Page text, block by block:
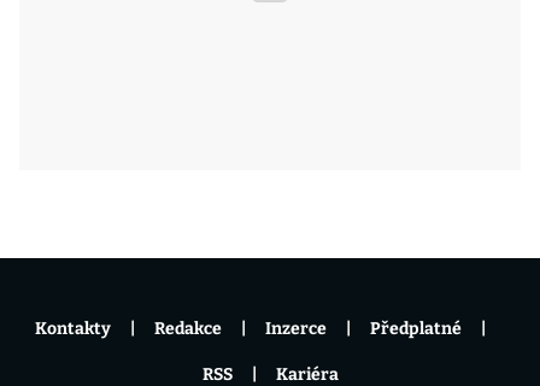
Kontakty Redakce Inzerce Předplatné
RSS Kariéra